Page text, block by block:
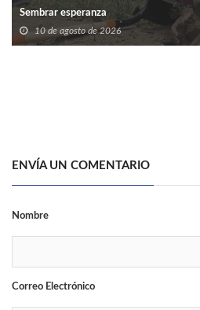
Sembrar esperanza
10 de agosto de 2026
ENVÍA UN COMENTARIO
Nombre
Correo Electrónico